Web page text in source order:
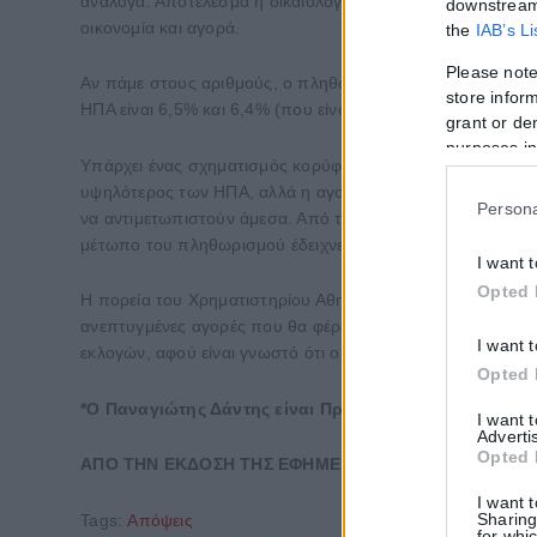
the IAB’s
Please
store
grant or
purposes
I want
Opted
I want
Opted
I want
Opted
I want
οικονομία και αγορά.
Αν πάμε στους αριθμούς, ο πληθωρισμός εμφανίζει
ΗΠΑ είναι 6,5% και 6,4% (που είναι ο χαμηλότερος από
Υπάρχει ένας σχηματισμός κορύφωσης του πληθωρισμού
υψηλότερος των ΗΠΑ, αλλά η αγοραστική δύναμη είναι
να αντιμετωπιστούν άμεσα. Από την άλλη πλευρά, οι
μέτωπο του πληθωρισμού έδειχνε να ξεφεύγει από κάθε
Η πορεία του Χρηματιστηρίου Αθηνών είναι καλύτερη από
ανεπτυγμένες αγορές που θα φέρει τα πολυπόθητα
εκλογών, αφού είναι γνωστό ότι οι αγορές δεν
*Ο Παναγιώτης Δάντης είναι Πρόεδρος της Ένωσης
ΑΠΟ ΤΗΝ ΕΚΔΟΣΗ ΤΗΣ ΕΦΗΜΕΡΙΔΑΣ POLITICAL
Tags: Απόψεις